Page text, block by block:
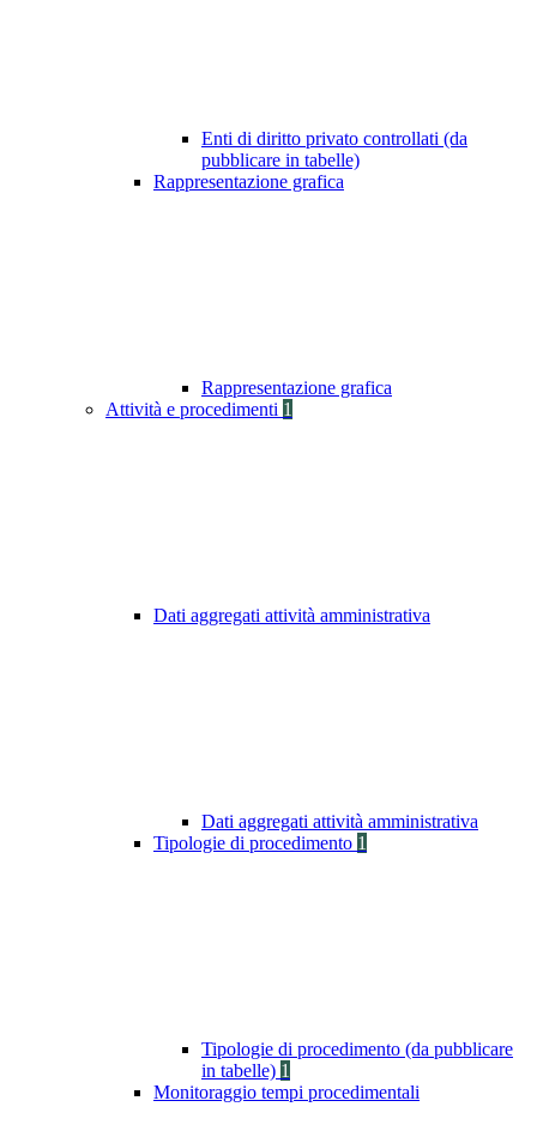
Enti di diritto privato controllati (da
pubblicare in tabelle)
Rappresentazione grafica
Rappresentazione grafica
Attività e procedimenti 1
Dati aggregati attività amministrativa
Dati aggregati attività amministrativa
Tipologie di procedimento 1
Tipologie di procedimento (da pubblicare
in tabelle) 1
Monitoraggio tempi procedimentali